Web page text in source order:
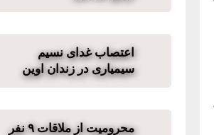
اعتصاب غدای نسیم
سیمیاری در زندان اوین
محرومیت از ملاقات ۹ نفر